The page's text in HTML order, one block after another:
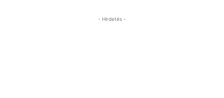
- Hirdetés -